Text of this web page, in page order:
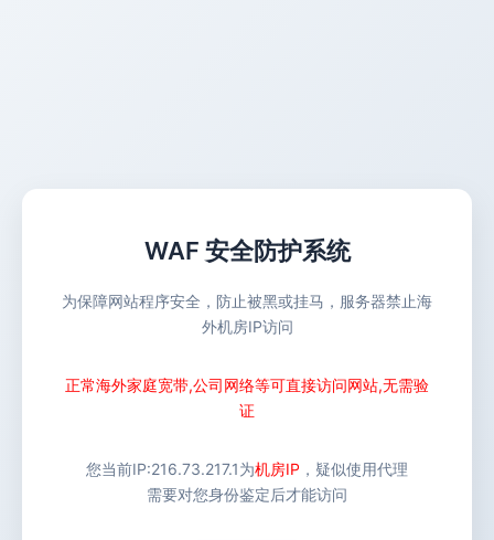
WAF 安全防护系统
为保障网站程序安全，防止被黑或挂马，服务器禁止海
外机房IP访问
正常海外家庭宽带,公司网络等可直接访问网站,无需验
证
您当前IP:216.73.217.1为机房IP ，疑似使用代理
需要对您身份鉴定后才能访问